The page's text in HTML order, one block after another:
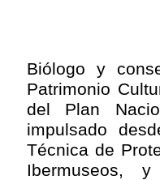
Biólogo y
Patrimonio
del Plan
impulsado
Técnica de
Ibermuseos,